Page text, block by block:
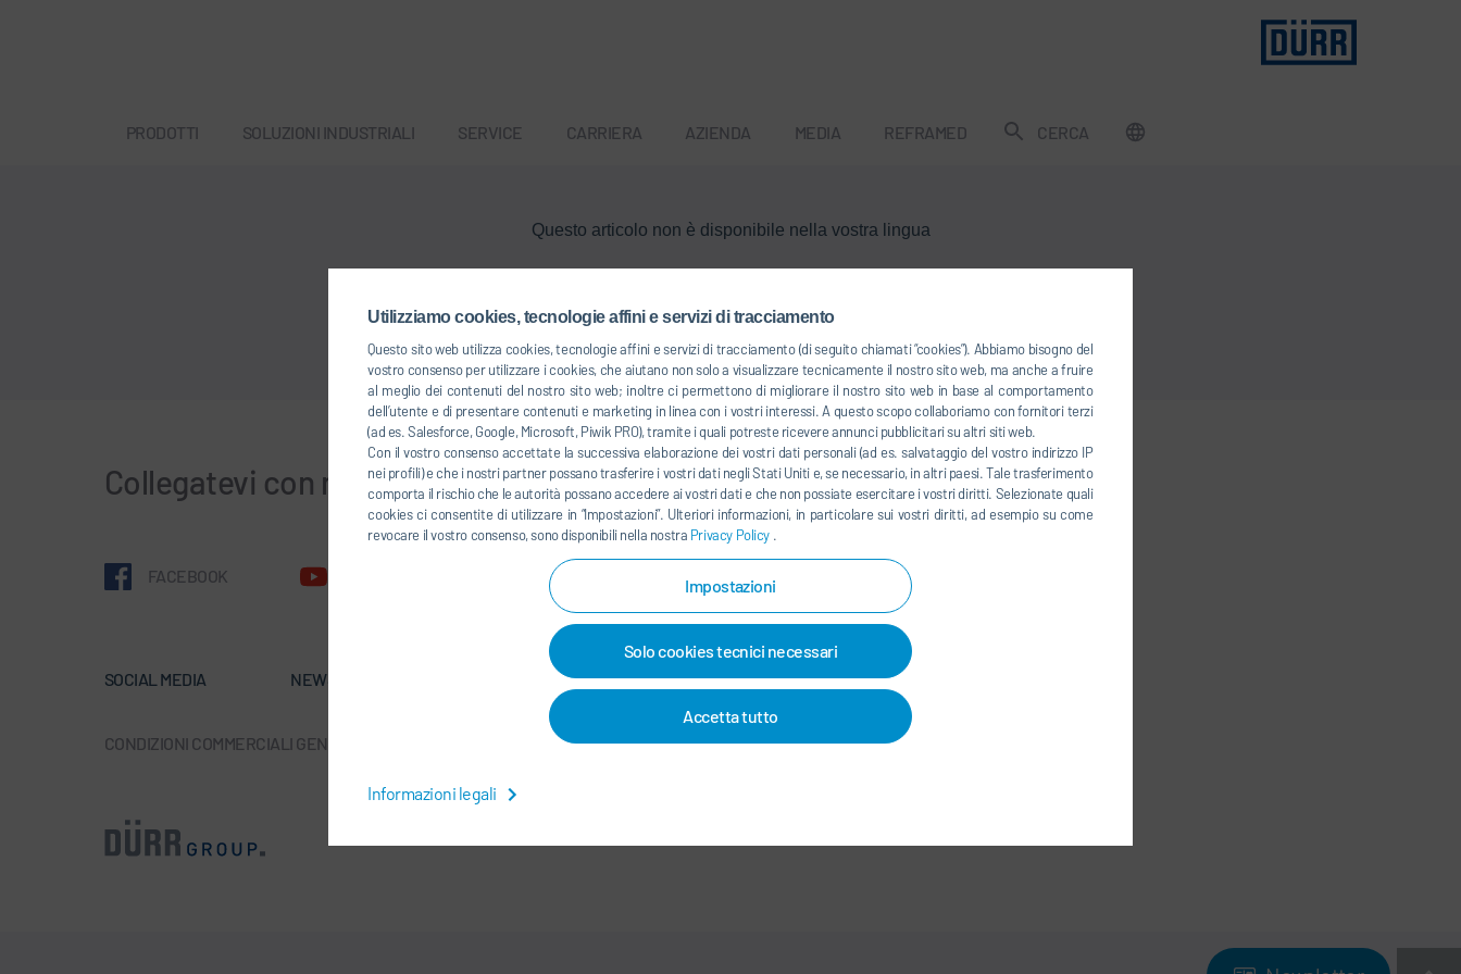
Utilizziamo cookies, tecnologie affini e servizi di tracciamento
Questo sito web utilizza cookies, tecnologie affini e servizi di tracciamento (di seguito chiamati “cookies”). Abbiamo bisogno del
vostro consenso per utilizzare i cookies, che aiutano non solo a visualizzare tecnicamente il nostro sito web, ma anche a fruire
al meglio dei contenuti del nostro sito web; inoltre ci permettono di migliorare il nostro sito web in base al comportamento
dell’utente e di presentare contenuti e marketing in linea con i vostri interessi. A questo scopo collaboriamo con fornitori terzi
(ad es. Salesforce, Google, Microsoft, Piwik PRO), tramite i quali potreste ricevere annunci pubblicitari su altri siti web.
Con il vostro consenso accettate la successiva elaborazione dei vostri dati personali (ad es. salvataggio del vostro indirizzo IP
nei profili) e che i nostri partner possano trasferire i vostri dati negli Stati Uniti e, se necessario, in altri paesi. Tale trasferimento
comporta il rischio che le autorità possano accedere ai vostri dati e che non possiate esercitare i vostri diritti. Selezionate quali
cookies ci consentite di utilizzare in “Impostazioni”. Ulteriori informazioni, in particolare sui vostri diritti, ad esempio su come
revocare il vostro consenso, sono disponibili nella nostra Privacy Policy .
Impostazioni
Solo cookies tecnici necessari
Accetta tutto
Informazioni legali
PRODOTTI SOLUZIONI INDUSTRIALI SERVICE CARRIERA AZIENDA MEDIA REFRAMED CERCA
Questo articolo non è disponibile nella vostra lingua
Collegatevi con noi
FACEBOOK LINKEDIN INSTAGRAM
SOCIAL MEDIA NEWSLETTER CONTATTI / SEDI
CONDIZIONI COMMERCIALI GENERALI INFORMAZIONI LEGALI - MAPPA DEL SITO - INTEGRITY LINE